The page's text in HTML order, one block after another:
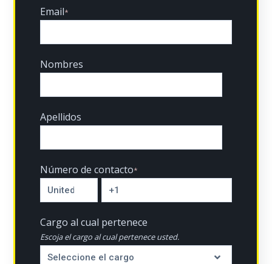
Email*
Nombres
Apellidos
Número de contacto*
Cargo al cual pertenece
Escoja el cargo al cual pertenece usted.